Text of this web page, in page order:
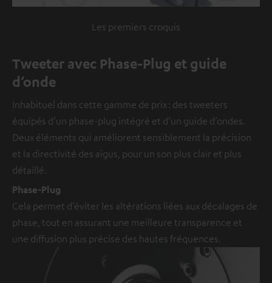
Les premiers croquis
Tweeter avec Phase-Plug et guide
d’onde
Inhabituel dans cette gamme de prix : des tweeters
équipés d’un phase-plug intégré et d’un guide d’ondes.
Deux éléments qui améliorent sensiblement la précision
et la directivité des aigus, pour un son plus clair et plus
détaillé.
Phase-Plug
Cela permet d’éviter les altérations liées aux décalages de
phase, tout en assurant une meilleure transparence et
une diffusion plus précise des hautes fréquences.